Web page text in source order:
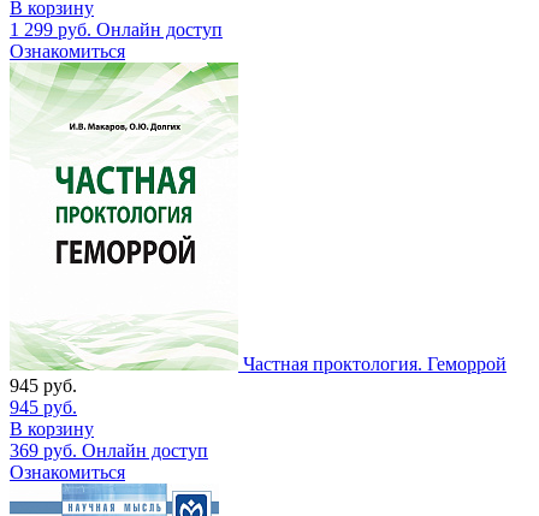
В корзину
1 299 руб. Онлайн доступ
Ознакомиться
Частная проктология. Геморрой
945 руб.
945 руб.
В корзину
369 руб. Онлайн доступ
Ознакомиться